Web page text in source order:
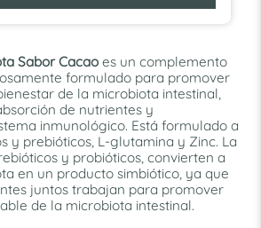
Sabor Cacao es un complemento
formulado para promover
de la microbiota intestinal,
de nutrientes y
inmunológico. Está formulado a
y prebióticos, L-glutamina y Zinc. La
y probióticos, convierten a
en un producto simbiótico, ya que
juntos trabajan para promover
de la microbiota intestinal.